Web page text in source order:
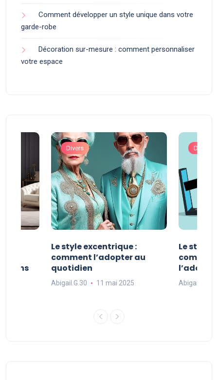
Comment développer un style unique dans votre
garde-robe
Décoration sur-mesure : comment personnaliser
votre espace
dans
Divers
Le style excentrique :
comment l’adopter au
quotidien
Abigail.G.30 11 mai 2025
Divers
Le style
Abigail.G.30